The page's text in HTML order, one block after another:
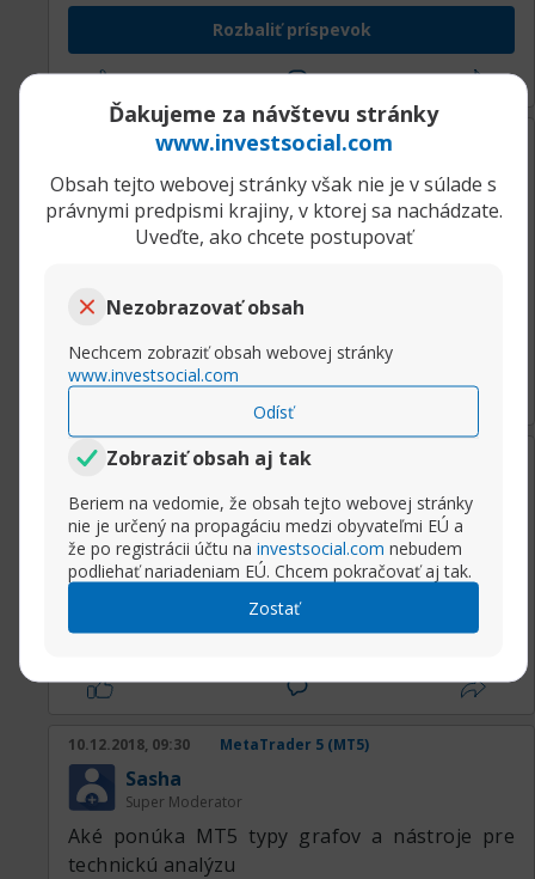
Ďakujeme za návštevu stránky
www.investsocial.com
Obsah tejto webovej stránky však nie je v súlade s
právnymi predpismi krajiny, v ktorej sa nachádzate.
Uveďte, ako chcete postupovať
Nezobrazovať obsah
Nechcem zobraziť obsah webovej stránky
www.investsocial.com
Odísť
Zobraziť obsah aj tak
Beriem na vedomie, že obsah tejto webovej stránky
nie je určený na propagáciu medzi obyvateľmi EÚ a
že po registrácii účtu na investsocial.com nebudem
podliehať nariadeniam EÚ. Chcem pokračovať aj tak.
Zostať
Rozbaliť príspevok
10.12.2018, 09:31 MetaTrader 5 (MT5)
Sasha
Super Moderator
Voľne dostupné nástroje technickej analýzy v
Rozbaliť príspevok
10.12.2018, 09:31 MetaTrader 5 (MT5)
Super Moderator
Okamžité a čakajúce pokyny v MT5
Rozbaliť príspevok
10.12.2018, 09:30 MetaTrader 5 (MT5)
Sasha
Super Moderator
Aké ponúka MT5 typy grafov a nástroje pre
technickú analýzu